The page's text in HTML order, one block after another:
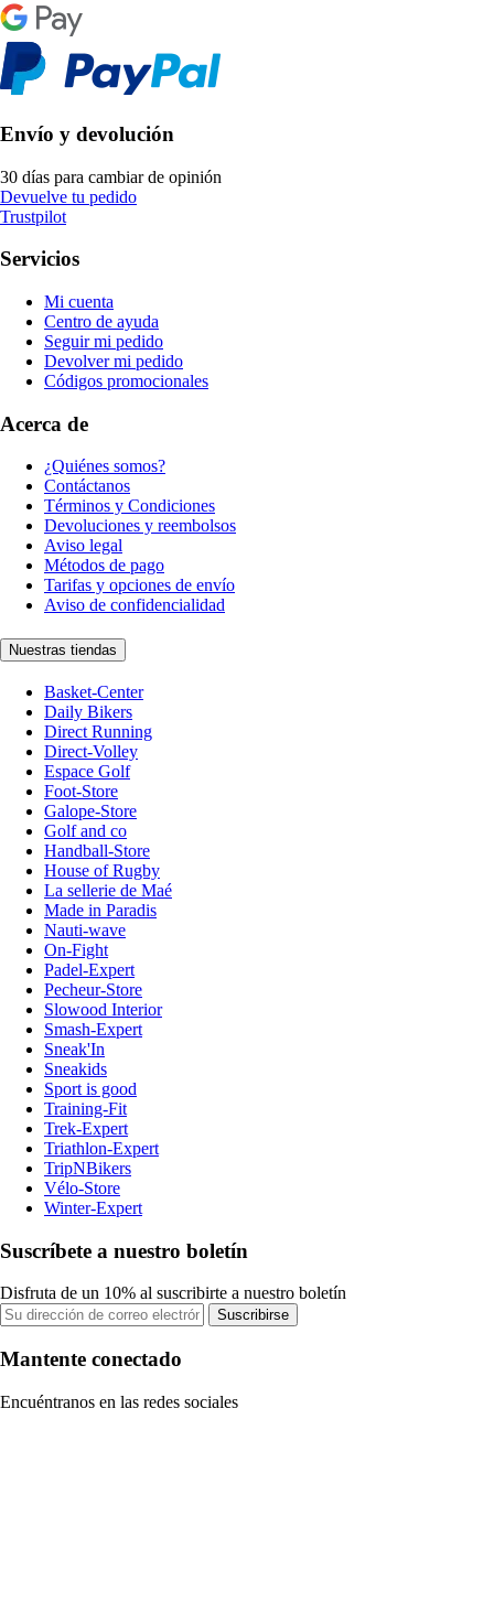
Envío y devolución
30 días para cambiar de opinión
Devuelve tu pedido
Trustpilot
Servicios
Mi cuenta
Centro de ayuda
Seguir mi pedido
Devolver mi pedido
Códigos promocionales
Acerca de
¿Quiénes somos?
Contáctanos
Términos y Condiciones
Devoluciones y reembolsos
Aviso legal
Métodos de pago
Tarifas y opciones de envío
Aviso de confidencialidad
Nuestras tiendas
Basket-Center
Daily Bikers
Direct Running
Direct-Volley
Espace Golf
Foot-Store
Galope-Store
Golf and co
Handball-Store
House of Rugby
La sellerie de Maé
Made in Paradis
Nauti-wave
On-Fight
Padel-Expert
Pecheur-Store
Slowood Interior
Smash-Expert
Sneak'In
Sneakids
Sport is good
Training-Fit
Trek-Expert
Triathlon-Expert
TripNBikers
Vélo-Store
Winter-Expert
Suscríbete a nuestro boletín
Disfruta de un 10% al suscribirte a nuestro boletín
Suscribirse
Mantente conectado
Encuéntranos en las redes sociales